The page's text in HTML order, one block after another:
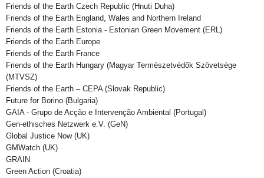
Friends of the Earth Czech Republic (Hnuti Duha)
Friends of the Earth England, Wales and Northern Ireland
Friends of the Earth Estonia - Estonian Green Movement (ERL)
Friends of the Earth Europe
Friends of the Earth France
Friends of the Earth Hungary (Magyar Természetvédők Szövetsége
(MTVSZ)
Friends of the Earth – CEPA (Slovak Republic)
Future for Borino (Bulgaria)
GAIA - Grupo de Acção e Intervenção Ambiental (Portugal)
Gen-ethisches Netzwerk e.V. (GeN)
Global Justice Now (UK)
GMWatch (UK)
GRAIN
Green Action (Croatia)